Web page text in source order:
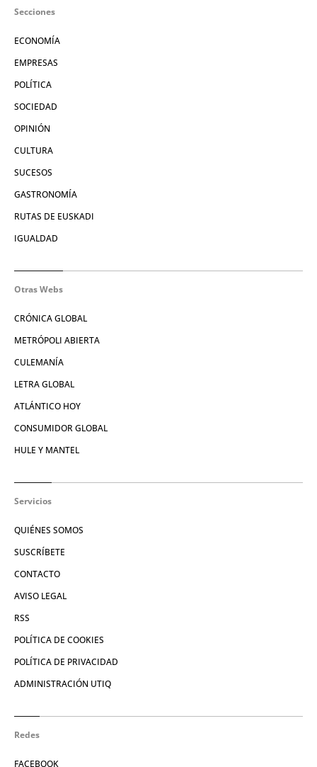
Secciones
ECONOMÍA
EMPRESAS
POLÍTICA
SOCIEDAD
OPINIÓN
CULTURA
SUCESOS
GASTRONOMÍA
RUTAS DE EUSKADI
IGUALDAD
Otras Webs
CRÓNICA GLOBAL
METRÓPOLI ABIERTA
CULEMANÍA
LETRA GLOBAL
ATLÁNTICO HOY
CONSUMIDOR GLOBAL
HULE Y MANTEL
Servicios
QUIÉNES SOMOS
SUSCRÍBETE
CONTACTO
AVISO LEGAL
RSS
POLÍTICA DE COOKIES
POLÍTICA DE PRIVACIDAD
ADMINISTRACIÓN UTIQ
Redes
FACEBOOK